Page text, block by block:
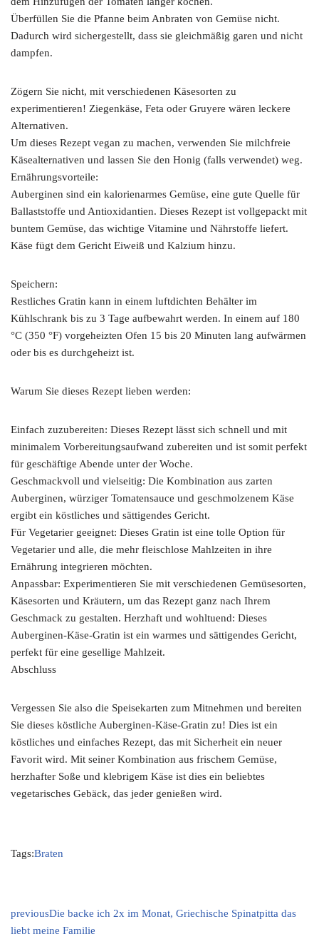
Überfüllen Sie die Pfanne beim Anbraten von Gemüse nicht.
Dadurch wird sichergestellt, dass sie gleichmäßig garen und nicht
dampfen.
Zögern Sie nicht, mit verschiedenen Käsesorten zu
experimentieren! Ziegenkäse, Feta oder Gruyere wären leckere
Alternativen.
Um dieses Rezept vegan zu machen, verwenden Sie milchfreie
Käsealternativen und lassen Sie den Honig (falls verwendet) weg.
Ernährungsvorteile:
Auberginen sind ein kalorienarmes Gemüse, eine gute Quelle für
Ballaststoffe und Antioxidantien. Dieses Rezept ist vollgepackt mit
buntem Gemüse, das wichtige Vitamine und Nährstoffe liefert.
Käse fügt dem Gericht Eiweiß und Kalzium hinzu.
Speichern:
Restliches Gratin kann in einem luftdichten Behälter im
Kühlschrank bis zu 3 Tage aufbewahrt werden. In einem auf 180
°C (350 °F) vorgeheizten Ofen 15 bis 20 Minuten lang aufwärmen
oder bis es durchgeheizt ist.
Warum Sie dieses Rezept lieben werden:
Einfach zuzubereiten: Dieses Rezept lässt sich schnell und mit
minimalem Vorbereitungsaufwand zubereiten und ist somit perfekt
für geschäftige Abende unter der Woche.
Geschmackvoll und vielseitig: Die Kombination aus zarten
Auberginen, würziger Tomatensauce und geschmolzenem Käse
ergibt ein köstliches und sättigendes Gericht.
Für Vegetarier geeignet: Dieses Gratin ist eine tolle Option für
Vegetarier und alle, die mehr fleischlose Mahlzeiten in ihre
Ernährung integrieren möchten.
Anpassbar: Experimentieren Sie mit verschiedenen Gemüsesorten,
Käsesorten und Kräutern, um das Rezept ganz nach Ihrem
Geschmack zu gestalten. Herzhaft und wohltuend: Dieses
Auberginen-Käse-Gratin ist ein warmes und sättigendes Gericht,
perfekt für eine gesellige Mahlzeit.
Abschluss
Vergessen Sie also die Speisekarten zum Mitnehmen und bereiten
Sie dieses köstliche Auberginen-Käse-Gratin zu! Dies ist ein
köstliches und einfaches Rezept, das mit Sicherheit ein neuer
Favorit wird. Mit seiner Kombination aus frischem Gemüse,
herzhafter Soße und klebrigem Käse ist dies ein beliebtes
vegetarisches Gebäck, das jeder genießen wird.
Tags:Braten
previousDie backe ich 2x im Monat, Griechische Spinatpitta das
liebt meine Familie